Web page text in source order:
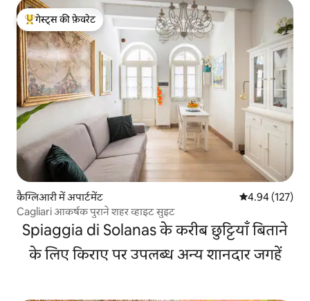
गेस्ट्स का टॉप फ़ेवरेट
गेस्ट्स की फ़ेवरेट
कैग्लिआरी में अपार्टमेंट औसत रेटिंग 5 में से
4.94 (127)
Cagliari आकर्षक पुराने शहर व्हाइट सुइट
Spiaggia di Solanas के करीब छुट्टियाँ बिताने
के लिए किराए पर उपलब्ध अन्य शानदार जगहें